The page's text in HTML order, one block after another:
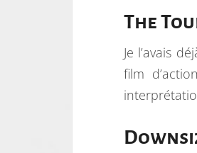
The
Je l’avais
film